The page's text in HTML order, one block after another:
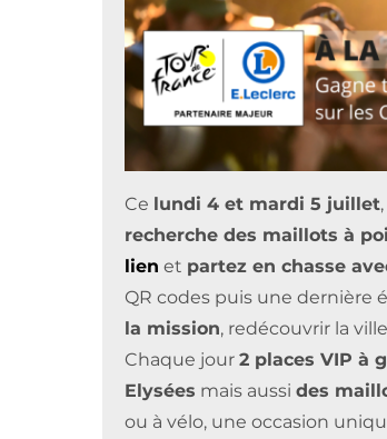
Ce lundi 4 et mardi 5 juillet
recherche des maillots à
lien et partez en chasse
QR codes puis une dernière
la mission, redécouvrir la
Chaque jour 2 places VIP à
Elysées mais aussi des
ou à vélo, une occasion